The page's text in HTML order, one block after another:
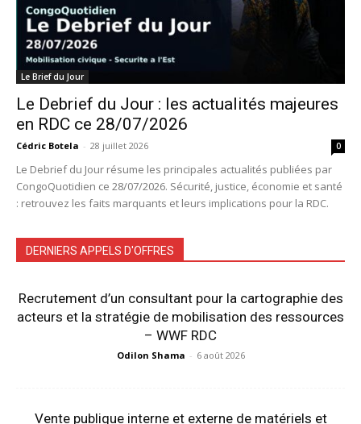
Le Brief du Jour
Le Debrief du Jour : les actualités majeures
en RDC ce 28/07/2026
Cédric Botela - 28 juillet 2026 0
Le Debrief du Jour résume les principales actualités publiées par
CongoQuotidien ce 28/07/2026. Sécurité, justice, économie et santé
: retrouvez les faits marquants et leurs implications pour la RDC.
DERNIERS APPELS D'OFFRES
Recrutement d’un consultant pour la cartographie des
acteurs et la stratégie de mobilisation des ressources
– WWF RDC
Odilon Shama - 6 août 2026
Vente publique interne et externe de matériels et